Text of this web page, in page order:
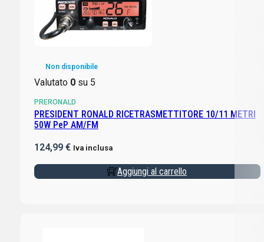
Non disponibile
Valutato 0su 5
PRERONALD
PRESIDENT RONALD RICETRASMETTITORE 10/11 METRI
50W PeP AM/FM
124,99 € Iva inclusa
Aggiungi al carrello